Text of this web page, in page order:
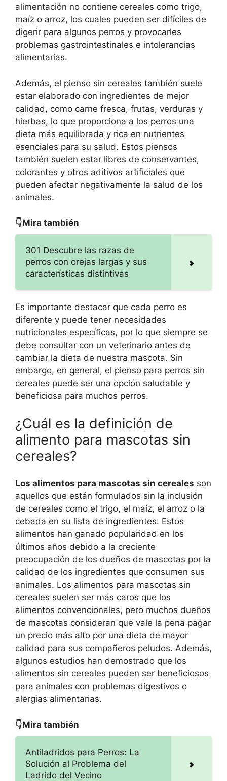
alimentación no contiene cereales como trigo,
maíz o arroz, los cuales pueden ser difíciles de
digerir para algunos perros y provocarles
problemas gastrointestinales e intolerancias
alimentarias.
Además, el pienso sin cereales también suele
estar elaborado con ingredientes de mejor
calidad, como carne fresca, frutas, verduras y
hierbas, lo que proporciona a los perros una
dieta más equilibrada y rica en nutrientes
esenciales para su salud. Estos piensos
también suelen estar libres de conservantes,
colorantes y otros aditivos artificiales que
pueden afectar negativamente la salud de los
animales.
👇Mira también
301 Descubre las razas de
perros con orejas largas y sus
características distintivas
Es importante destacar que cada perro es
diferente y puede tener necesidades
nutricionales específicas, por lo que siempre se
debe consultar con un veterinario antes de
cambiar la dieta de nuestra mascota. Sin
embargo, en general, el pienso para perros sin
cereales puede ser una opción saludable y
beneficiosa para muchos perros.
¿Cuál es la definición de
alimento para mascotas sin
cereales?
Los alimentos para mascotas sin cereales son
aquellos que están formulados sin la inclusión
de cereales como el trigo, el maíz, el arroz o la
cebada en su lista de ingredientes. Estos
alimentos han ganado popularidad en los
últimos años debido a la creciente
preocupación de los dueños de mascotas por la
calidad de los ingredientes que consumen sus
animales. Los alimentos para mascotas sin
cereales suelen ser más caros que los
alimentos convencionales, pero muchos dueños
de mascotas consideran que vale la pena pagar
un precio más alto por una dieta de mayor
calidad para sus compañeros peludos. Además,
algunos estudios han demostrado que los
alimentos sin cereales pueden ser beneficiosos
para animales con problemas digestivos o
alergias alimentarias.
👇Mira también
Antiladridos para Perros: La
Solución al Problema del
Ladrido del Vecino